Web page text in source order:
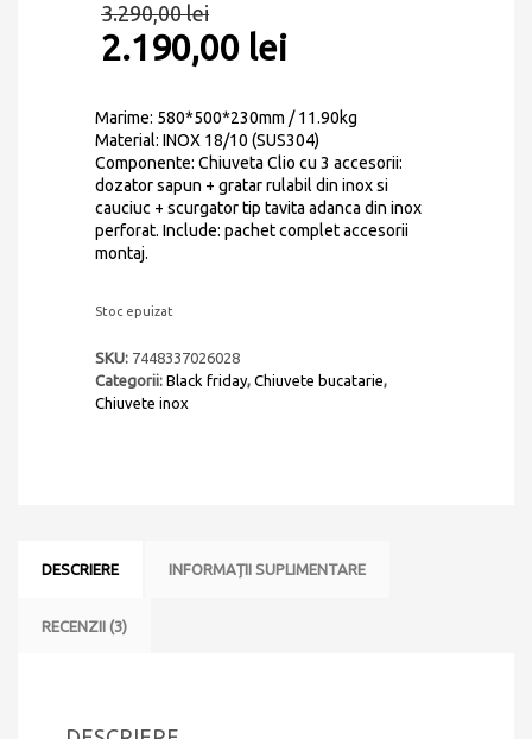
pe baza a
evaluări de
la clienți
3.290,00lei
2.190,00 lei
Marime: 580*500*230mm / 11.90kg
Material: INOX 18/10 (SUS304)
Componente: Chiuveta Clio cu 3 accesorii:
dozator sapun + gratar rulabil din inox si
cauciuc + scurgator tip tavita adanca din inox
perforat. Include: pachet complet accesorii
montaj.
Stoc epuizat
SKU: 7448337026028
Categorii: Black friday, Chiuvete bucatarie,
Chiuvete inox
DESCRIERE INFORMAȚII SUPLIMENTARE
RECENZII (3)